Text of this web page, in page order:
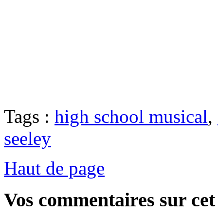
Tags : high school musical,
seeley
Haut de page
Vos commentaires sur